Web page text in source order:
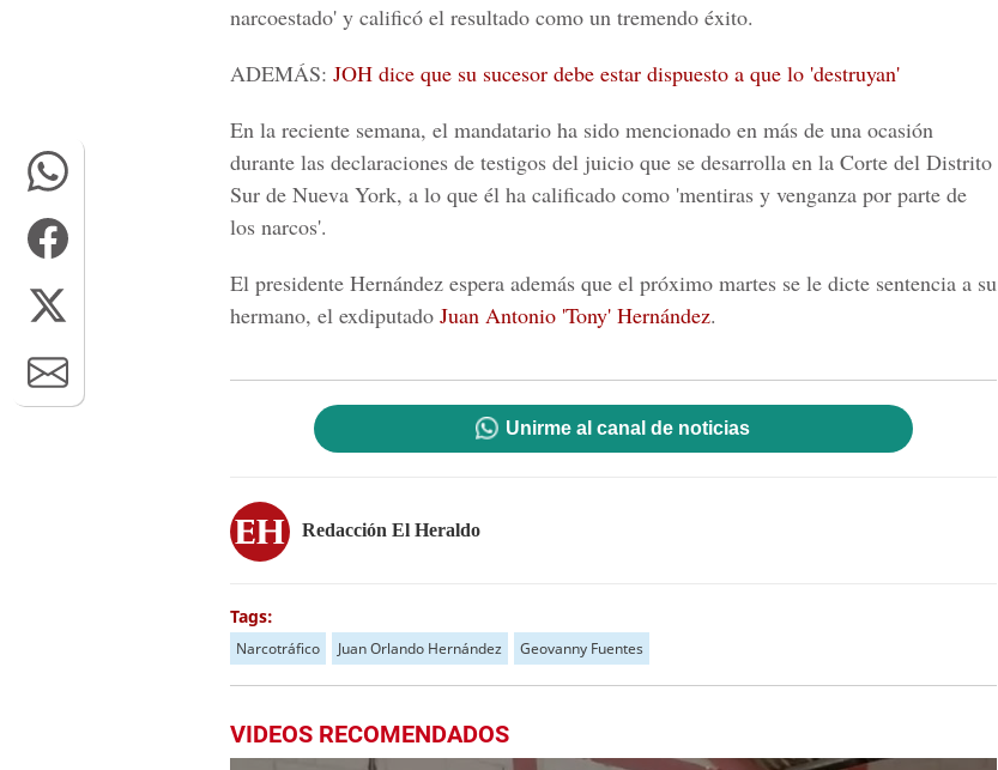
narcoestado' y calificó el resultado como un tremendo éxito.
ADEMÁS: JOH dice que su sucesor debe estar dispuesto a que lo 'destruyan'
En la reciente semana, el mandatario ha sido mencionado en más de una ocasión
durante las declaraciones de testigos del juicio que se desarrolla en la Corte del Distrito
Sur de Nueva York, a lo que él ha calificado como 'mentiras y venganza por parte de
los narcos'.
El presidente Hernández espera además que el próximo martes se le dicte sentencia a su
hermano, el exdiputado Juan Antonio 'Tony' Hernández.
Unirme al canal de noticias
Redacción El Heraldo
Tags:
Narcotráfico Juan Orlando Hernández Geovanny Fuentes
VIDEOS RECOMENDADOS